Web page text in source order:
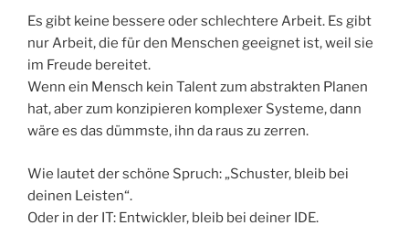
Es gibt keine bessere oder schlechtere Arbeit. Es gibt
nur Arbeit, die für den Menschen geeignet ist, weil sie
im Freude bereitet.
Wenn ein Mensch kein Talent zum abstrakten Planen
hat, aber zum konzipieren komplexer Systeme, dann
wäre es das dümmste, ihn da raus zu zerren.
Wie lautet der schöne Spruch: „Schuster, bleib bei
deinen Leisten“.
Oder in der IT: Entwickler, bleib bei deiner IDE.